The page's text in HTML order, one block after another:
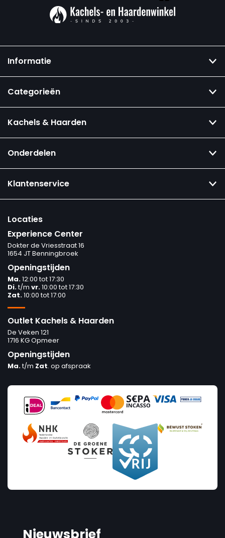
Informatie
Categorieën
Kachels & Haarden
Onderdelen
Klantenservice
Locaties
Experience Center
Dokter de Vriesstraat 16
1654 JT Benningbroek
Openingstijden
Ma.12:00 tot 17:30
Di.t/m vr.10:00 tot 17:30
Zat.10:00 tot 17:00
Outlet Kachels & Haarden
De Veken 121
1716 KG Opmeer
Openingstijden
Ma.t/m Zat. op afspraak
Nieuwsbrief